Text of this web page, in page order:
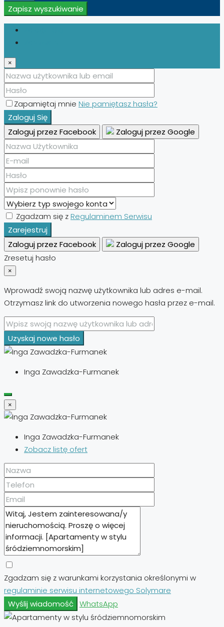
Zapisz wyszukiwanie
×
Zapamiętaj mnie Nie pamiętasz hasła?
Zaloguj Się
Zaloguj przez Facebook
Zaloguj przez Google
Zgadzam się zRegulaminem Serwisu
Zarejestruj
Zaloguj przez Facebook
Zaloguj przez Google
Zresetuj hasło
×
Wprowadź swoją nazwę użytkownika lub adres e-mail.
Otrzymasz link do utworzenia nowego hasła przez e-mail.
Uzyskaj nowe hasło
Inga Zawadzka-Furmanek
×
Inga Zawadzka-Furmanek
Zobacz listę ofert
Zgadzam się z warunkami korzystania określonymi w
regulaminie serwisu internetowego Solymare
Wyślij wiadomość WhatsApp